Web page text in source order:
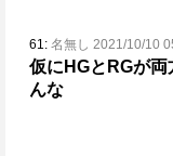
61: 名無し 2021/10/10
仮にHGとRGが両
んな